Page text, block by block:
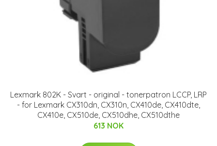
Lexmark 802K - Svart - original - tonerpatron LCCP, LRP
- for Lexmark CX310dn, CX310n, CX410de, CX410dte,
CX410e, CX510de, CX510dhe, CX510dthe
613 NOK